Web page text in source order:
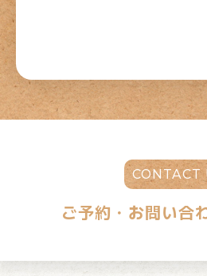
CONTACT
ご予約・お問い合